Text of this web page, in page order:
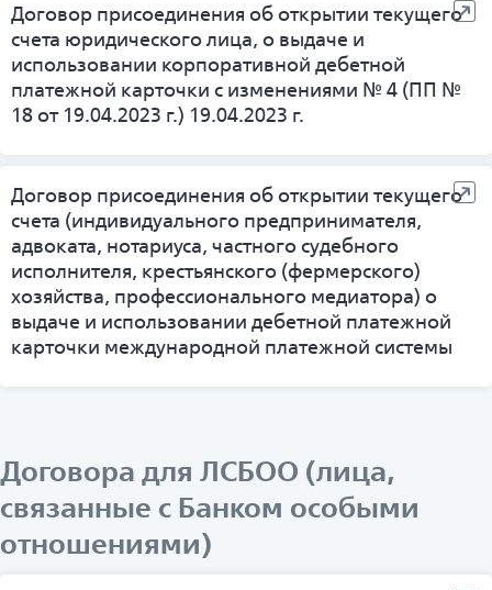
Договор присоединения об открытии текущего
счета юридического лица, о выдаче и
использовании корпоративной дебетной
платежной карточки с изменениями № 4 (ПП №
18 от 19.04.2023 г.) 19.04.2023 г.
Договор присоединения об открытии текущего
счета (индивидуального предпринимателя,
адвоката, нотариуса, частного судебного
исполнителя, крестьянского (фермерского)
хозяйства, профессионального медиатора) о
выдаче и использовании дебетной платежной
карточки международной платежной системы
Договора для ЛСБОО (лица,
связанные с Банком особыми
отношениями)